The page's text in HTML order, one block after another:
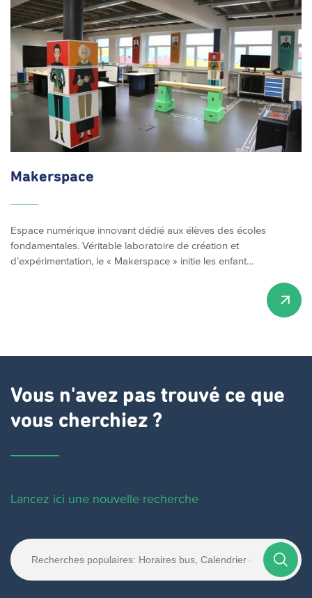
Makerspace
Espace numérique innovant dédié aux élèves des écoles
fondamentales. Véritable laboratoire de création et
d’expérimentation, le « Makerspace » initie les enfant…
Vous n'avez pas trouvé ce que
vous cherchiez ?
Lancez ici une nouvelle recherche